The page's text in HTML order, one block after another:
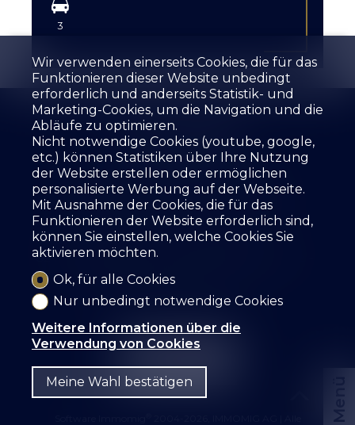
Menü
3
Die Agentur Zu verkaufen
Zu mieten
Ihre Immobilie schätzen
Leistungen
Die Mitarbeiter
Gästebuch
Referenzen
Mietformular
Kontakt
SZ IMMOBILIER SA
3968 Veyras
Tel.
info@sz-immo.ch
Wir verwenden einerseits Cookies, die für das
Funktionieren dieser Website unbedingt
erforderlich und anderseits Statistik- und
Marketing-Cookies, um die Navigation und die
Abläufe zu optimieren.
Nicht notwendige Cookies (youtube, google,
etc.) können Statistiken über Ihre Nutzung
der Website erstellen oder ermöglichen
personalisierte Werbung auf der Webseite.
Mit Ausnahme der Cookies, die für das
Funktionieren der Website erforderlich sind,
können Sie einstellen, welche Cookies Sie
aktivieren möchten.
Ok, für alle Cookies
Nur unbedingt notwendige Cookies
Weitere Informationen über die
Verwendung von Cookies
Meine Wahl bestätigen